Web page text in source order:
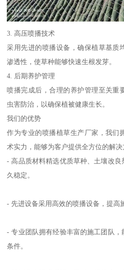
3. 高压喷播技术
采用先进的喷播设备，确保植草基质
渗透性，使草种能够快速生根发芽。
4. 后期养护管理
喷播完成后，合理的养护管理至关重
虫害防治，以确保植被健康生长。
我们的优势
作为专业的喷播植草生产厂家，我们
术实力，能够为客户提供全方位的解决
- 高品质材料精选优质草种、土壤改
久稳定。
- 先进设备采用高效的喷播设备，提高
- 专业团队拥有经验丰富的施工团队
条件。